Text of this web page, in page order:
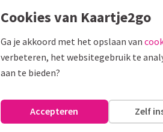
Cookies van Kaartje2go
Ga je akkoord met het opslaan van
verbeteren, het websitegebruik te
aan te bieden?
Zelf
Accepteren